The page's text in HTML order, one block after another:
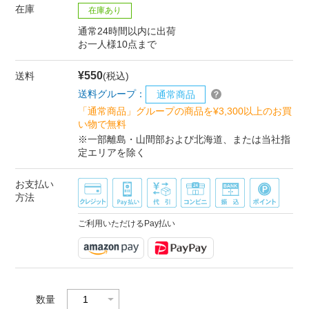
在庫 在庫あり
通常24時間以内に出荷
お一人様10点まで
送料 ¥550(税込)
送料グループ：
通常商品
「通常商品」グループの商品を¥3,300以上のお買
い物で無料
※一部離島・山間部および北海道、または当社指
定エリアを除く
お支払い
方法
ご利用いただけるPay払い
数量